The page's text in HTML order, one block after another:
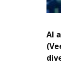
AI